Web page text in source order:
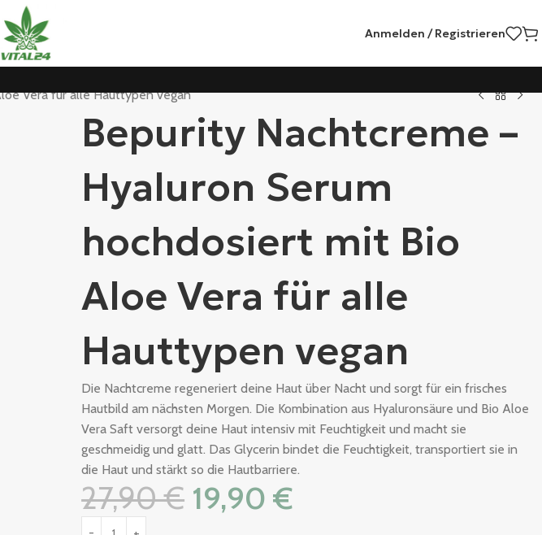
Anmelden / Registrieren
Vera für alle Hauttypen vegan
Bepurity Nachtcreme –
Hyaluron Serum
hochdosiert mit Bio
Aloe Vera für alle
Hauttypen vegan
Die Nachtcreme regeneriert deine Haut über Nacht und sorgt für ein frisches
Hautbild am nächsten Morgen. Die Kombination aus Hyaluronsäure und Bio Aloe
Vera Saft versorgt deine Haut intensiv mit Feuchtigkeit und macht sie
geschmeidig und glatt. Das Glycerin bindet die Feuchtigkeit, transportiert sie in
die Haut und stärkt so die Hautbarriere.
27,90€ 19,90€